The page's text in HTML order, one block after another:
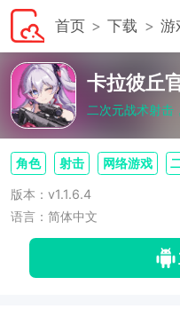
首页 下载 游
卡拉彼丘
二次元战术射击
角色 射击 网络游戏
版本：v1.1.6.4
语言：简体中文